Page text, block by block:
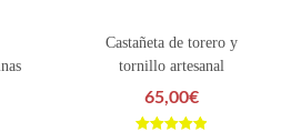
Castañeta de torero y
tornillo artesanal
65,00€